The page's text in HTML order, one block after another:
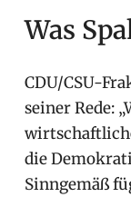
Was
CDU/CSU-
seiner Rede:
die
Sinngemäß